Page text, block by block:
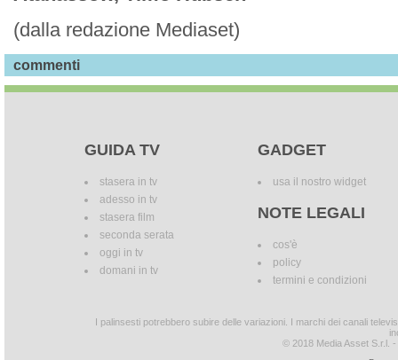
(dalla redazione Mediaset)
commenti
GUIDA TV
stasera in tv
adesso in tv
stasera film
seconda serata
oggi in tv
domani in tv
GADGET
usa il nostro widget
NOTE LEGALI
cos'è
policy
termini e condizioni
I palinsesti potrebbero subire delle variazioni. I marchi dei canali
© 2018 Media Asset S.r.l.